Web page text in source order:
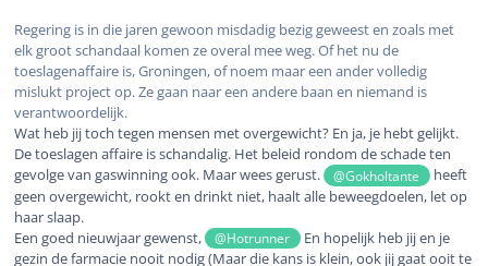
Regering is in die jaren gewoon misdadig bezig geweest en zoals met
elk groot schandaal komen ze overal mee weg. Of het nu de
toeslagenaffaire is, Groningen, of noem maar een ander volledig
mislukt project op. Ze gaan naar een andere baan en niemand is
verantwoordelijk.
Wat heb jij toch tegen mensen met overgewicht? En ja, je hebt gelijkt.
De toeslagen affaire is schandalig. Het beleid rondom de schade ten
gevolge van gaswinning ook. Maar wees gerust.
@Gokholtante
heeft
geen overgewicht, rookt en drinkt niet, haalt alle beweegdoelen, let op
haar slaap.
Een goed nieuwjaar gewenst,
@Hotrunner
En hopelijk heb jij en je
gezin de farmacie nooit nodig (Maar die kans is klein, ook jij gaat ooit te